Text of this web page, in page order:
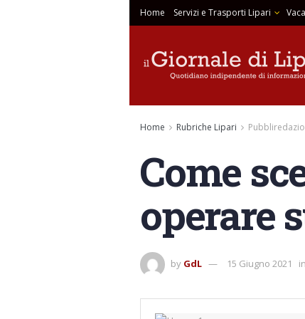
Home Servizi e Trasporti Lipari
Home Rubriche Lipari
Come
operare
by GdL 15 Giugno 2021 in